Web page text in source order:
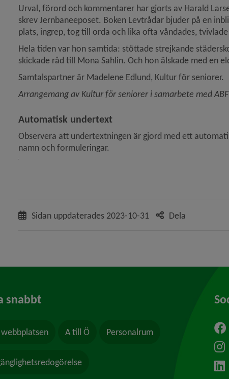
Urval, förord och kommentarer har gjorts av Harald
skrev Jernbaneeposet. Boken Levtrådar bjuder på en
plats, ingrep, tog till orda och lika ofta våndades,
Hela tiden var hon samtida: stöttade strejkande
skickade råd till Mona Sahlin. Och hon älskade med en
Samtalspartner är Madelene Edlund, Kultur för seniorer.
Arrangemang av Kultur för seniorer i samarbete med
Automatisk undertext
Observera att undertextningen är gjord med ett
namn och formuleringar.
Sidan uppdaterades 2023-10-31 Dela
fönster.
snabbt
A till Ö Personalrum